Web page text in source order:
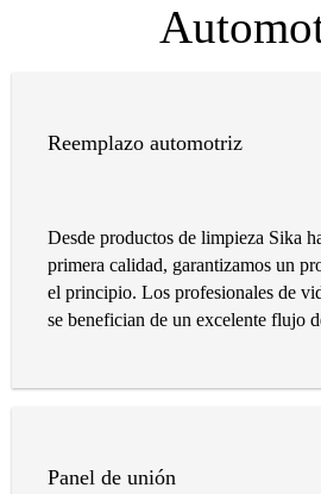
Reemplazo automotriz
Desde productos de limpieza Sika
primera calidad, garantizamos un
el principio. Los profesionales de
se benefician de un excelente flujo
Panel de unión